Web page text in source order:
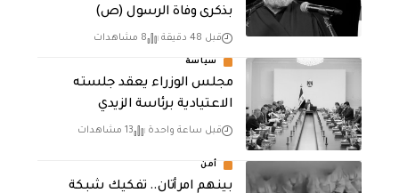
بذكرى وفاة الرسول (ص)
قبل 48 دقيقة 8 مشاهدات
سياسة
مجلس الوزراء يعقد جلسته
الاعتيادية برئاسة الزيدي
قبل ساعة واحدة 13 مشاهدات
أمن
بينهم امرأتان.. تفكيك شبكة